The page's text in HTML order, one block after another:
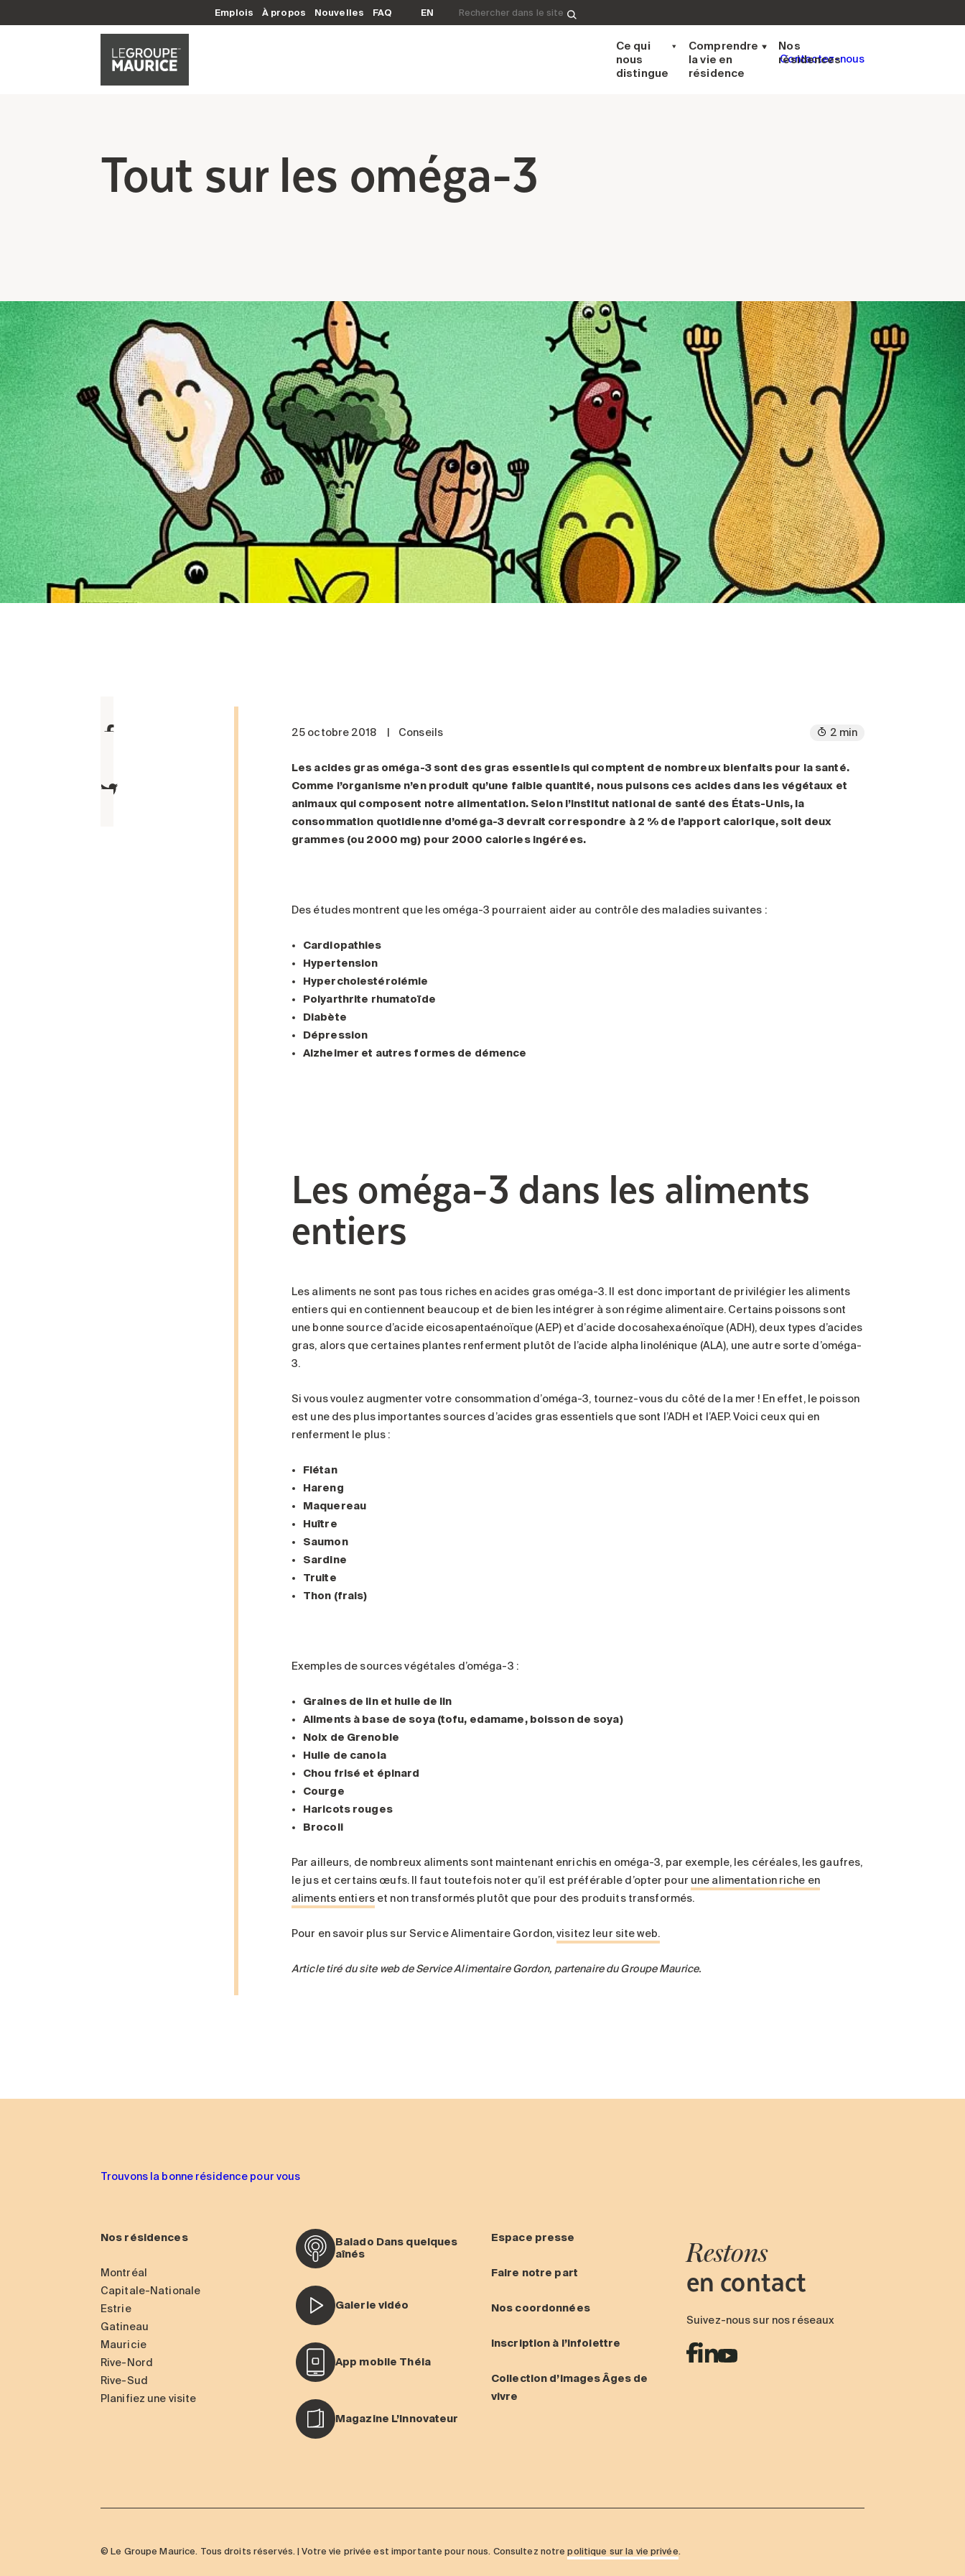
Emplois À propos Nouvelles FAQ EN Rechercher&nbsp;:
Ce qui
nous
distingue
Comprendre
la vie en
résidence
Nos
résidences
Contactez-nous
Tout sur les oméga-3
25 octobre 2018 Conseils 2 min
Les acides gras oméga-3 sont des gras essentiels qui comptent de nombreux bienfaits pour la santé.
Comme l’organisme n’en produit qu’une faible quantité, nous puisons ces acides dans les végétaux et
animaux qui composent notre alimentation. Selon l’institut national de santé des États-Unis, la
consommation quotidienne d’oméga-3 devrait correspondre à 2 % de l’apport calorique, soit deux
grammes (ou 2000 mg) pour 2000 calories ingérées.
Des études montrent que les oméga-3 pourraient aider au contrôle des maladies suivantes :
Cardiopathies
Hypertension
Hypercholestérolémie
Polyarthrite rhumatoïde
Diabète
Dépression
Alzheimer et autres formes de démence
Les oméga-3 dans les aliments
entiers
Les aliments ne sont pas tous riches en acides gras oméga-3. Il est donc important de privilégier les aliments
entiers qui en contiennent beaucoup et de bien les intégrer à son régime alimentaire. Certains poissons sont
une bonne source d’acide eicosapentaénoïque (AEP) et d’acide docosahexaénoïque (ADH), deux types d’acides
gras, alors que certaines plantes renferment plutôt de l’acide alpha linolénique (ALA), une autre sorte d’oméga-
3.
Si vous voulez augmenter votre consommation d’oméga-3, tournez-vous du côté de la mer ! En effet, le poisson
est une des plus importantes sources d’acides gras essentiels que sont l’ADH et l’AEP. Voici ceux qui en
renferment le plus :
Flétan
Hareng
Maquereau
Huître
Saumon
Sardine
Truite
Thon (frais)
Exemples de sources végétales d’oméga-3 :
Graines de lin et huile de lin
Aliments à base de soya (tofu, edamame, boisson de soya)
Noix de Grenoble
Huile de canola
Chou frisé et épinard
Courge
Haricots rouges
Brocoli
Par ailleurs, de nombreux aliments sont maintenant enrichis en oméga-3, par exemple, les céréales, les gaufres,
le jus et certains œufs. Il faut toutefois noter qu’il est préférable d’opter pour une alimentation riche en
aliments entierset non transformés plutôt que pour des produits transformés.
Pour en savoir plus sur Service Alimentaire Gordon,visitez leur site web.
Article tiré du site web de Service Alimentaire Gordon, partenaire du Groupe Maurice.
Trouvons la bonne résidence pour vous
Nos résidences
Montréal
Capitale-Nationale
Estrie
Gatineau
Mauricie
Rive-Nord
Rive-Sud
Planifiez une visite
Balado Dans quelques
aînés
Galerie vidéo
App mobile Théia
Magazine L’Innovateur
Espace presse
Faire notre part
Nos coordonnées
Inscription à l’infolettre
Collection d’images Âges de
vivre
Restons
en contact
Suivez-nous sur nos réseaux
© Le Groupe Maurice. Tous droits réservés. | Votre vie privée est importante pour nous. Consultez notrepolitique sur la vie privée.